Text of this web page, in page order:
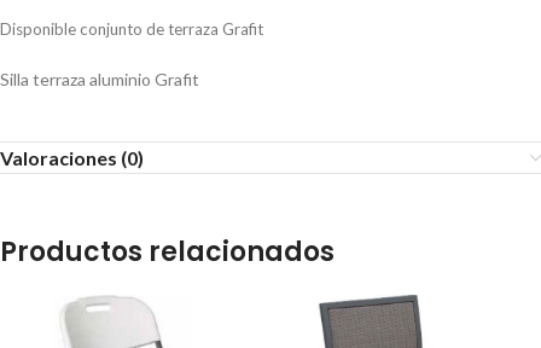
Disponible conjunto de terraza Grafit
Silla terraza aluminio Grafit
Valoraciones (0)
Productos relacionados